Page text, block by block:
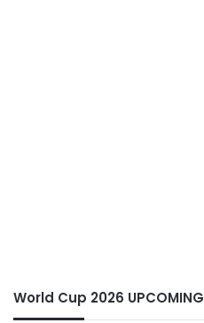
World Cup 2026 UPCOMING